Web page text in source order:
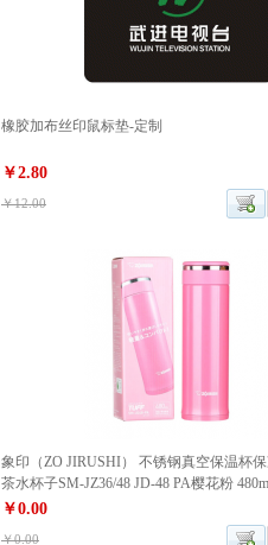
橡胶加布丝印鼠标垫-定制
￥2.80
￥12.00
象印（ZO JIRUSHI） 不锈钢真空保温杯
茶水杯子SM-JZ36/48 JD-48 PA樱花粉
￥0.00
￥0.00